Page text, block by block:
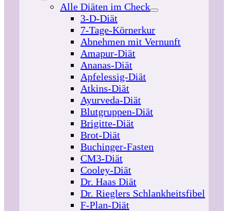
Alle Diäten im Check
3-D-Diät
7-Tage-Körnerkur
Abnehmen mit Vernunft
Amapur-Diät
Ananas-Diät
Apfelessig-Diät
Atkins-Diät
Ayurveda-Diät
Blutgruppen-Diät
Brigitte-Diät
Brot-Diät
Buchinger-Fasten
CM3-Diät
Cooley-Diät
Dr. Haas Diät
Dr. Rieglers Schlankheitsfibel
F-Plan-Diät